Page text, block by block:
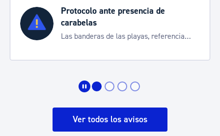
Protocolo ante presencia de
carabelas
Las banderas de las playas, referencia
Ver todos los avisos